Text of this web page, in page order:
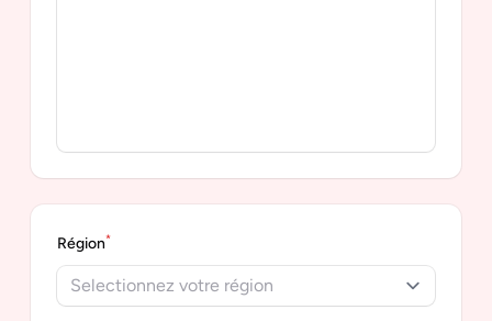
Région*
Selectionnez votre région